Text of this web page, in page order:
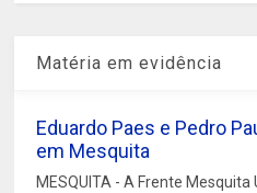
Matéria em evidência
Eduardo Paes e Pedro
em Mesquita
MESQUITA - A Frente